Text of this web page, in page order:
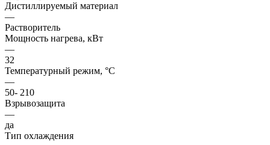
Дистиллируемый материал
—
Растворитель
Мощность нагрева, кВт
—
32
Температурный режим, °C
—
50- 210
Взрывозащита
—
да
Тип охлаждения